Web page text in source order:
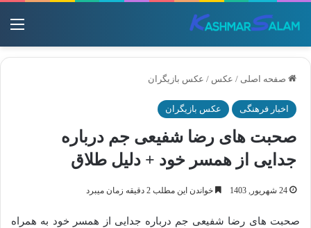
صفحه اصلی / عکس / عکس بازیگران
اخبار فرهنگی عکس بازیگران
صحبت های رضا شفیعی جم درباره
جدایی از همسر خود + دلیل طلاق
24 شهریور, 1403 خواندن این مطلب 2 دقیقه زمان میبرد
صحبت های رضا شفیعی جم درباره جدایی از همسر خود به همراه